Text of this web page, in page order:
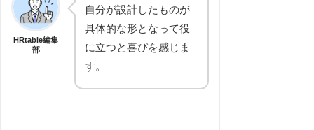
HRtable編集
部
自分が設計したものが
具体的な形となって役
に立つと喜びを感じま
す。